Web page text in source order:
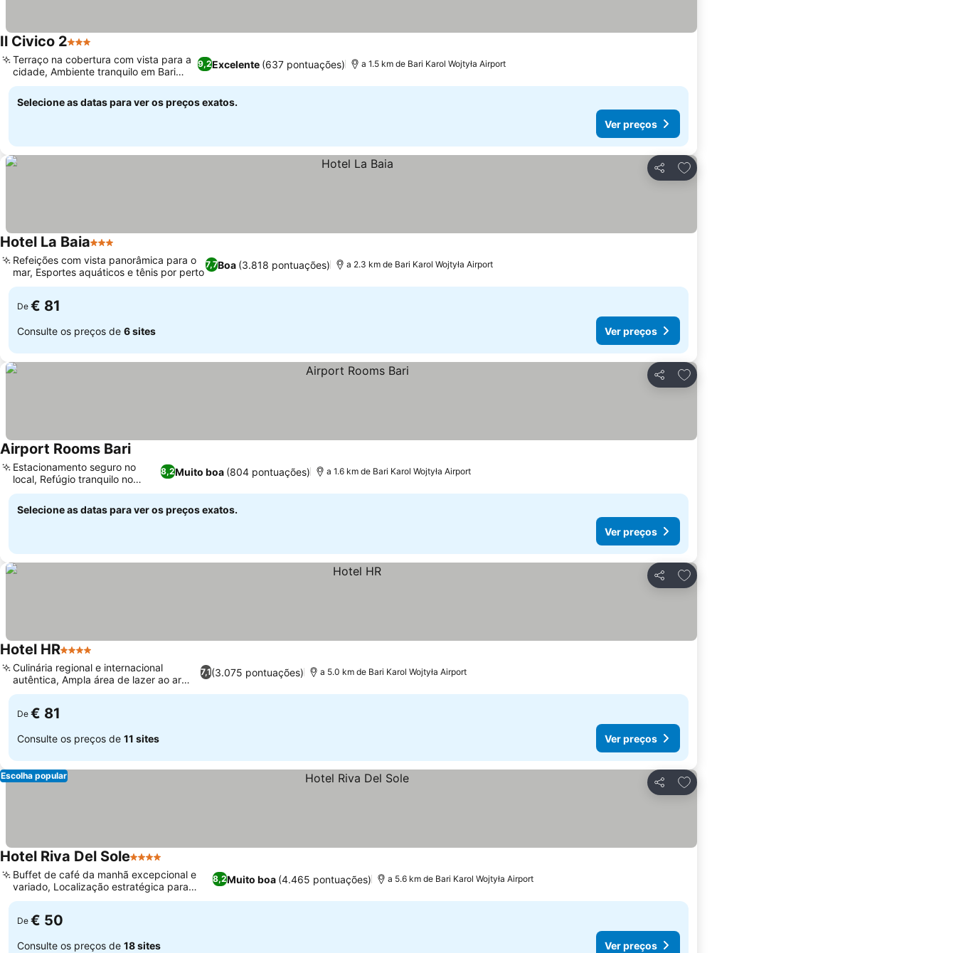
Il Civico 23 Estrelas
9,2Excelente (637 pontuações)
Terraço na cobertura com vista para a
cidade, Ambiente tranquilo em Bari
Palese
a 1.5 km de Bari Karol Wojtyła Airport
Selecione as datas para ver os preços exatos.
Ver preços
Partilhar
Adicionar aos favoritos
Hotel La Baia3 Estrelas
7,7Boa (3.818 pontuações)
Refeições com vista panorâmica para o
mar, Esportes aquáticos e tênis por perto
a 2.3 km de Bari Karol Wojtyła Airport
De € 81
Consulte os preços de 6 sites Ver preços
Partilhar
Adicionar aos favoritos
Airport Rooms Bari
8,2Muito boa (804 pontuações)
Estacionamento seguro no
local, Refúgio tranquilo no
jardim
a 1.6 km de Bari Karol Wojtyła Airport
Selecione as datas para ver os preços exatos.
Ver preços
Partilhar
Adicionar aos favoritos
Hotel HR4 Estrelas
7,1(3.075 pontuações)
Culinária regional e internacional
autêntica, Ampla área de lazer ao ar
livre
a 5.0 km de Bari Karol Wojtyła Airport
De € 81
Consulte os preços de 11 sites Ver preços
Partilhar
Adicionar aos favoritos
Escolha popular
Hotel Riva Del Sole4 Estrelas
8,2Muito boa (4.465 pontuações)
Buffet de café da manhã excepcional e
variado, Localização estratégica para
explorar a Puglia
a 5.6 km de Bari Karol Wojtyła Airport
De € 50
Consulte os preços de 18 sites Ver preços